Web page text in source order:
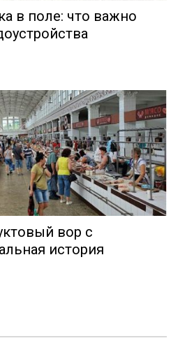
в поле: что важно
вор с
история